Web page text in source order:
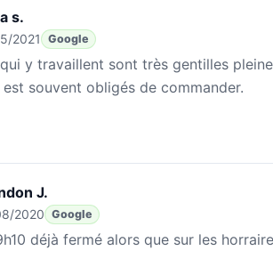
s.
2021 Google
y travaillent sont très gentilles
souvent obligés de commander.
J.
2020 Google
déjà fermé alors que sur les